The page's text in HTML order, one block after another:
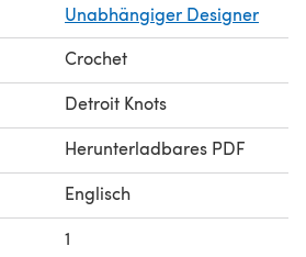
Unabhängiger Designer
Crochet
Detroit Knots
Herunterladbares PDF
Englisch
1